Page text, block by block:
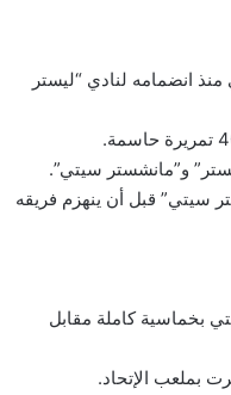
رقم 200 في الدوري الإنجليزي منذ انضمامه لنادي “ليستر
و”مانشستر سيتي”.
سيتي” قبل أن ينهزم فريقه
بخماسية كاملة مقابل
بملعب الإتحاد.